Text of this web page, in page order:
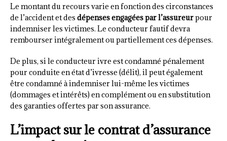
Le montant du recours varie en fonction des circonstances
de l’accident et des dépenses engagées par l’assureurpour
indemniser les victimes. Le conducteur fautif devra
rembourser intégralement ou partiellement ces dépenses.
De plus, si le conducteur ivre est condamné pénalement
pour conduite en état d’ivresse (délit), il peut également
être condamné à indemniser lui-même les victimes
(dommages et intérêts) en complément ou en substitution
des garanties offertes par son assurance.
L’impact sur le contrat d’assurance